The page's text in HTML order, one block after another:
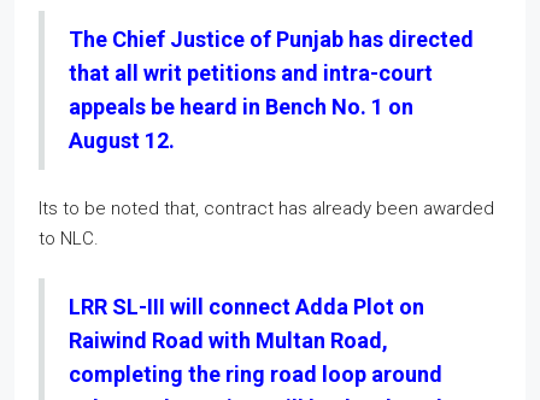
The Chief Justice of Punjab has directed
that all writ petitions and intra-court
appeals be heard in Bench No. 1 on
August 12.
Its to be noted that, contract has already been awarded
to NLC.
LRR SL-III will connect Adda Plot on
Raiwind Road with Multan Road,
completing the ring road loop around